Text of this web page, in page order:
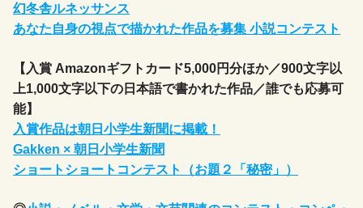
幻冬舎ルネッサンス
あなた自身の視点で描かれた作品を募集 小説コンテスト
【入賞 Amazonギフトカード5,000円分ほか／900文字以
上1,000文字以下の日本語で書かれた作品／誰でも応募可
能】
入賞作品は朝日小学生新聞に掲載！
Gakken × 朝日小学生新聞
ショートショートコンテスト（お題２「秘密」）